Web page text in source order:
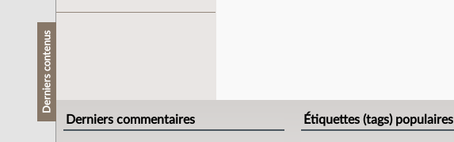
Derniers contenus
Derniers commentaires Étiquettes (tags) populaires